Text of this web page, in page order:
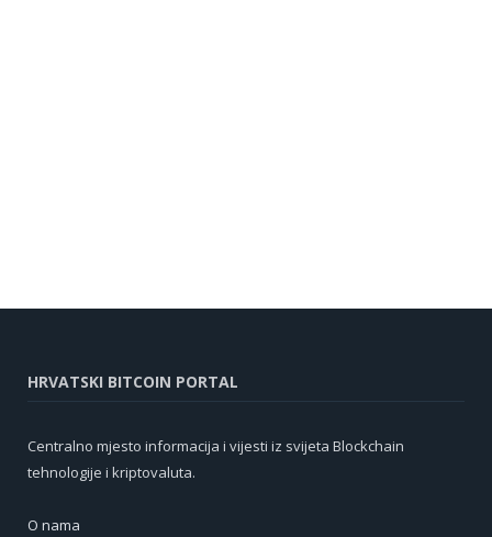
HRVATSKI BITCOIN PORTAL
Centralno mjesto informacija i vijesti iz svijeta Blockchain
tehnologije i kriptovaluta.
O nama